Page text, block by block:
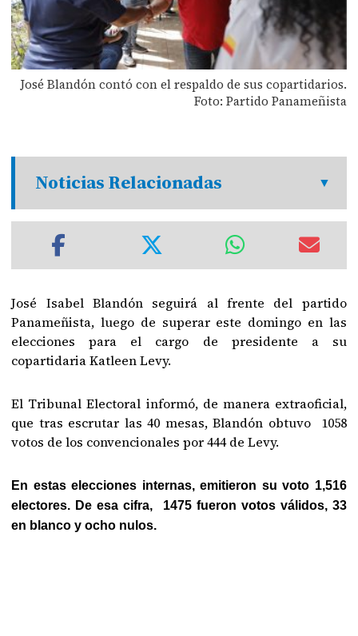
José Blandón contó con el respaldo de sus copartidarios.
Foto: Partido Panameñista
Noticias Relacionadas
José Isabel Blandón seguirá al frente del partido
Panameñista, luego de superar este domingo en las
elecciones para el cargo de presidente a su
copartidaria Katleen Levy.
El Tribunal Electoral informó, de manera extraoficial,
que tras escrutar las 40 mesas, Blandón obtuvo 1058
votos de los convencionales por 444 de Levy.
En estas elecciones internas, emitieron su voto 1,516
electores. De esa cifra, 1475 fueron votos válidos, 33
en blanco y ocho nulos.